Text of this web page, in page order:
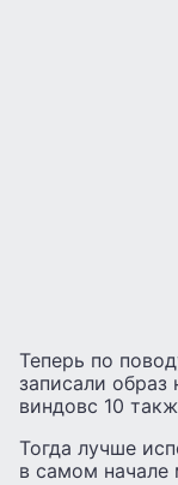
Теперь по
записали образ
виндовс 10
Тогда лучше
в самом начале